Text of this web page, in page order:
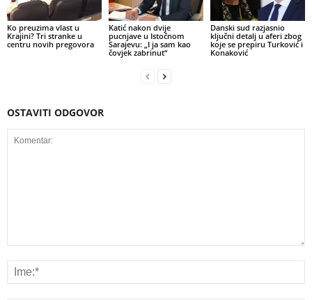
Ko preuzima vlast u
Krajini? Tri stranke u
centru novih pregovora
Katić nakon dvije
pucnjave u Istočnom
Sarajevu: „I ja sam kao
čovjek zabrinut“
Danski sud razjasnio
ključni detalj u aferi zbog
koje se prepiru Turković i
Konaković
OSTAVITI ODGOVOR